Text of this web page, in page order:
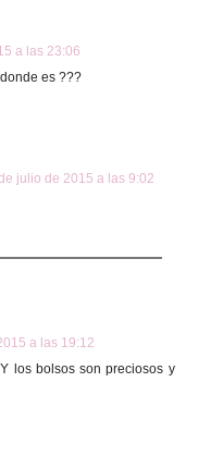
a las 23:06
es ???
julio de 2015 a las 9:02
a las 19:12
los bolsos son preciosos y